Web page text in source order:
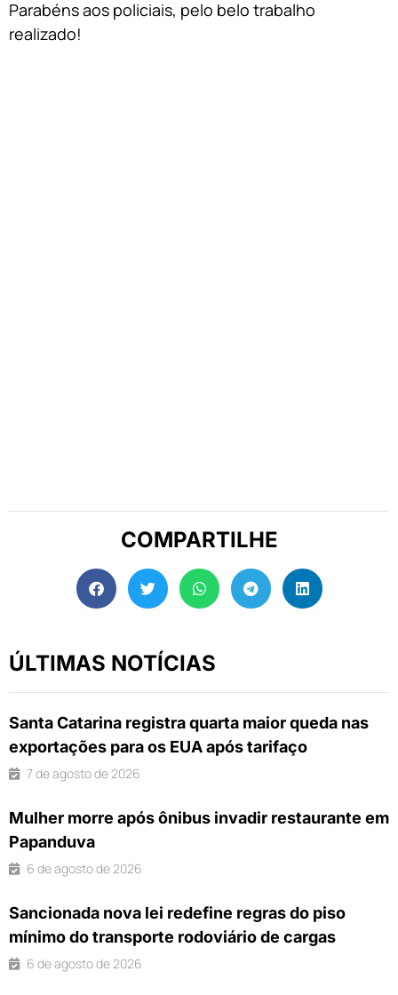
Parabéns aos policiais, pelo belo trabalho
realizado!
COMPARTILHE
ÚLTIMAS NOTÍCIAS
Santa Catarina registra quarta maior queda nas
exportações para os EUA após tarifaço
7 de agosto de 2026
Mulher morre após ônibus invadir restaurante em
Papanduva
6 de agosto de 2026
Sancionada nova lei redefine regras do piso
mínimo do transporte rodoviário de cargas
6 de agosto de 2026